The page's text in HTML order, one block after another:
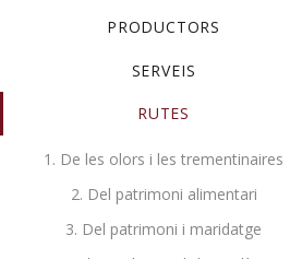
PRODUCTORS
SERVEIS
RUTES
1. De les olors i les trementinaires
2. Del patrimoni alimentari
3. Del patrimoni i maridatge
Rutes